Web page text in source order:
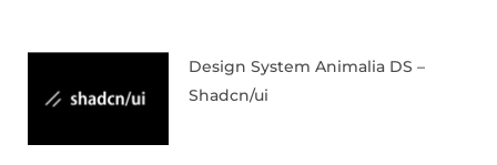
Design System Animalia DS –
Shadcn/ui